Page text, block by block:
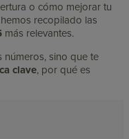
o cómo mejorar tu
recopilado las
más relevantes.
números, sino que te
clave, por qué es